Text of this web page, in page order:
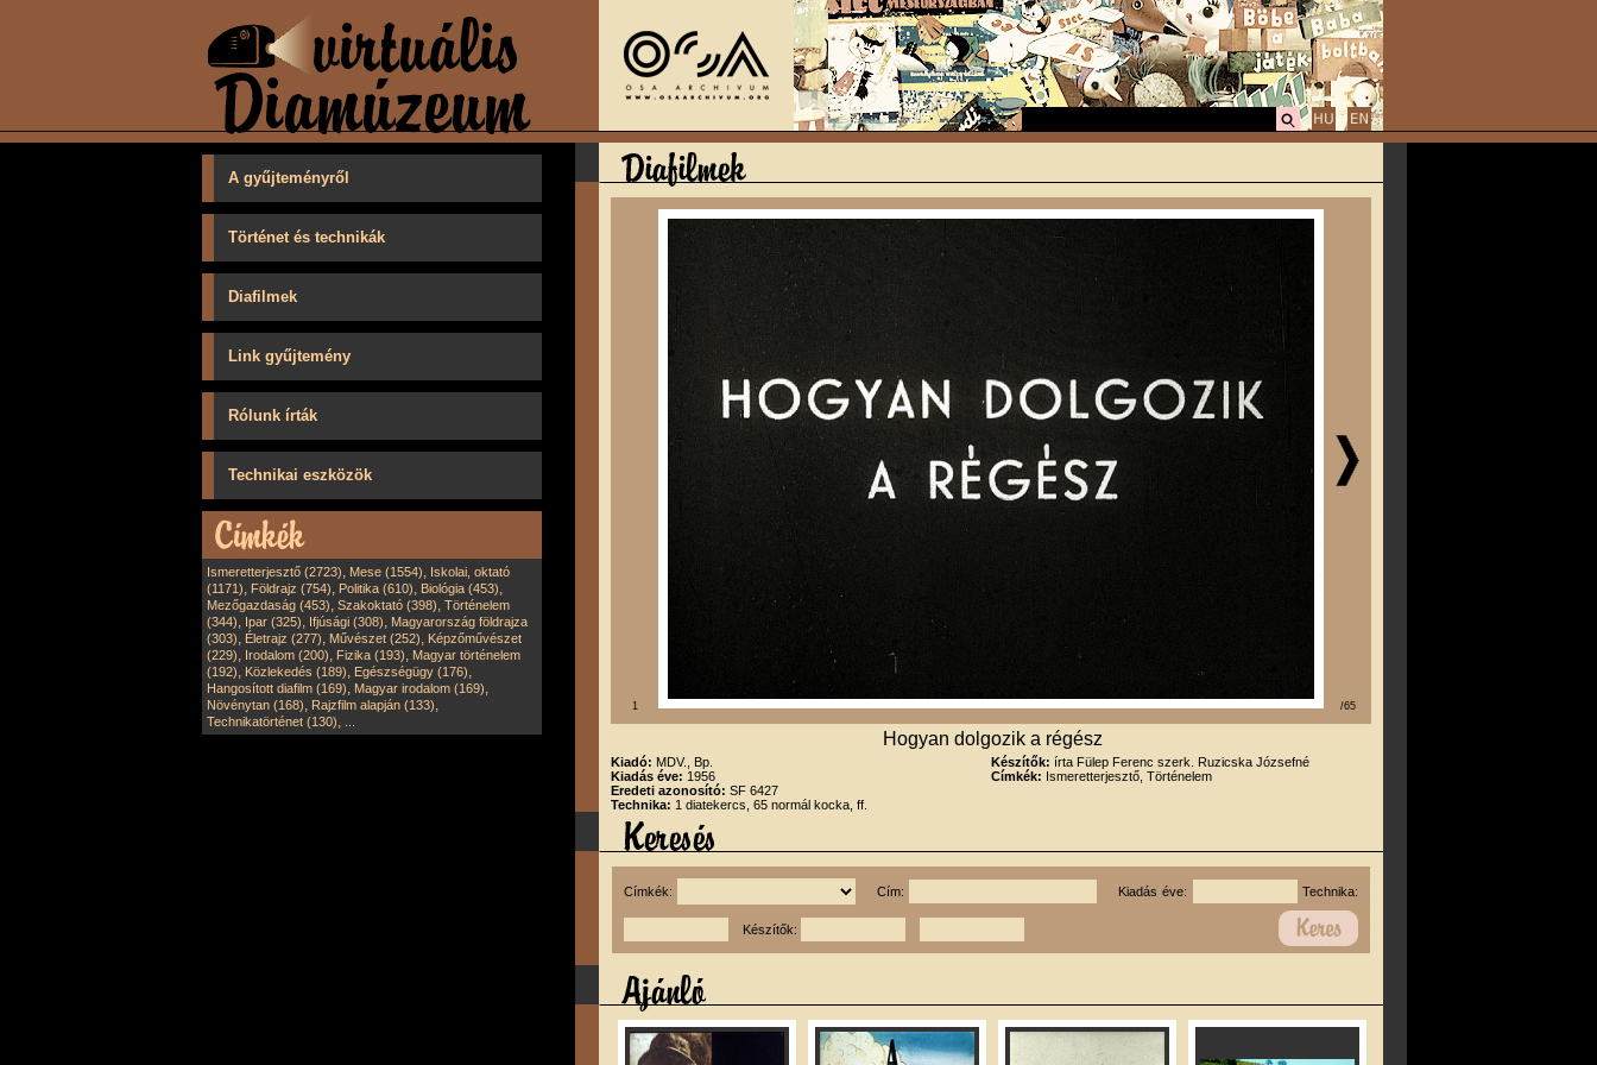
A gyűjteményről
Történet és technikák
Diafilmek
Link gyűjtemény
Rólunk írták
Technikai eszközök
Ismeretterjesztő (2723), Mese (1554), Iskolai, oktató
(1171), Földrajz (754), Politika (610), Biológia (453),
Mezőgazdaság (453), Szakoktató (398), Történelem
(344), Ipar (325), Ifjúsági (308), Magyarország földrajza
(303), Életrajz (277), Művészet (252), Képzőművészet
(229), Irodalom (200), Fizika (193), Magyar történelem
(192), Közlekedés (189), Egészségügy (176),
Hangosított diafilm (169), Magyar irodalom (169),
Növénytan (168), Rajzfilm alapján (133),
Technikatörténet (130),
1 /65
Hogyan dolgozik a régész
Kiadó: MDV., Bp.
Kiadás éve: 1956
Eredeti azonosító: SF 6427
Technika: 1 diatekercs, 65 normál kocka, ff.
Készítők: írta Fülep Ferenc szerk. Ruzicska Józsefné
Címkék: Ismeretterjesztő, Történelem
Címkék: Cím: Kiadás éve: Technika:
Készítők: